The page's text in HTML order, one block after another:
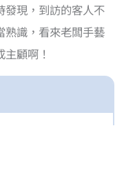
發現，到訪的客人不
熟識，看來老闆手藝
顧啊！